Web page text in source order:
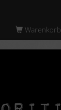
Warenkorb